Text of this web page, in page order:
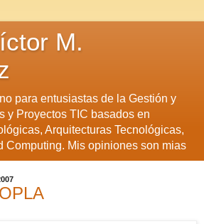
M.
para entusiastas de la Gestión y
y Proyectos TIC basados en
Arquitecturas Tecnológicas,
Computing. Mis opiniones son mias